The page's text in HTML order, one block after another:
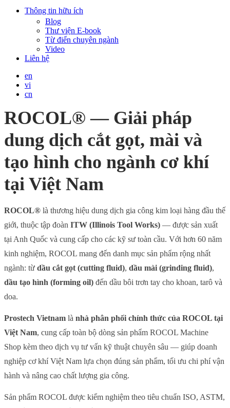
Thông tin hữu ích
Blog
Thư viện E-book
Từ điển chuyên ngành
Video
Liên hệ
en
vi
cn
ROCOL® — Giải pháp
dung dịch cắt gọt, mài và
tạo hình cho ngành cơ khí
tại Việt Nam
ROCOL® là thương hiệu dung dịch gia công kim loại hàng đầu thế
giới, thuộc tập đoàn ITW (Illinois Tool Works) — được sản xuất
tại Anh Quốc và cung cấp cho các kỹ sư toàn cầu. Với hơn 60 năm
kinh nghiệm, ROCOL mang đến danh mục sản phẩm rộng nhất
ngành: từ dầu cắt gọt (cutting fluid), dầu mài (grinding fluid),
dầu tạo hình (forming oil) đến dầu bôi trơn tay cho khoan, tarô và
doa.
Prostech Vietnam là nhà phân phối chính thức của ROCOL tại
Việt Nam, cung cấp toàn bộ dòng sản phẩm ROCOL Machine
Shop kèm theo dịch vụ tư vấn kỹ thuật chuyên sâu — giúp doanh
nghiệp cơ khí Việt Nam lựa chọn đúng sản phẩm, tối ưu chi phí vận
hành và nâng cao chất lượng gia công.
Sản phẩm ROCOL được kiểm nghiệm theo tiêu chuẩn ISO, ASTM,